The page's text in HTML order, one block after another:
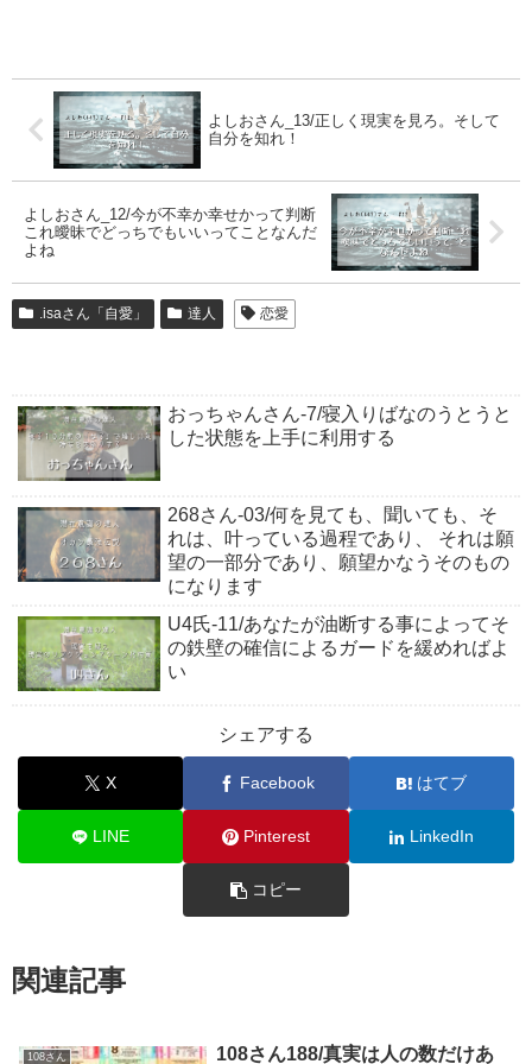
よしおさん_13/正しく現実を見ろ。そして
自分を知れ！
よしおさん_12/今が不幸か幸せかって判断
これ曖昧でどっちでもいいってことなんだ
よね
.isaさん「自愛」 達人 恋愛
おっちゃんさん-7/寝入りばなのうとうと
した状態を上手に利用する
268さん-03/何を見ても、聞いても、そ
れは、叶っている過程であり、 それは願
望の一部分であり、願望かなうそのもの
になります
U4氏-11/あなたが油断する事によってそ
の鉄壁の確信によるガードを緩めればよ
い
シェアする
X Facebook はてブ
LINE Pinterest LinkedIn
コピー
関連記事
108さん 108さん188/真実は人の数だけあ